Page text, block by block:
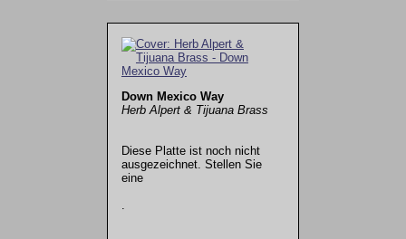
Down Mexico Way
Herb Alpert & Tijuana Brass
Diese Platte ist noch nicht
ausgezeichnet. Stellen Sie
eine